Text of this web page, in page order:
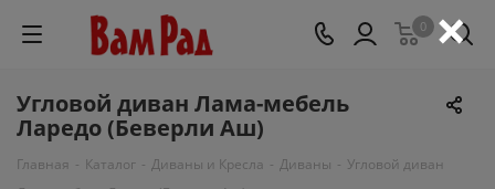
0
Угловой диван Лама-мебель
Ларедо (Беверли Аш)
Главная - Каталог - Диваны и Кресла - Диваны - Угловой диван
×